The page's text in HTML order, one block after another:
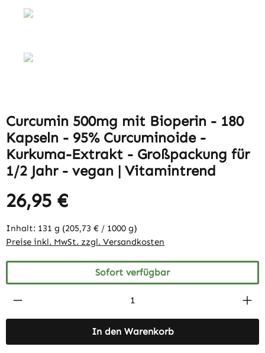
Curcumin 500mg mit Bioperin - 180
Kapseln - 95% Curcuminoide -
Kurkuma-Extrakt - Großpackung für
1/2 Jahr - vegan | Vitamintrend
26,95 €
Inhalt: 131 g (205,73 € / 1000 g)
Preise inkl. MwSt. zzgl. Versandkosten
Sofort verfügbar
Produkt Anzahl: Gib den gewünschten
In den Warenkorb